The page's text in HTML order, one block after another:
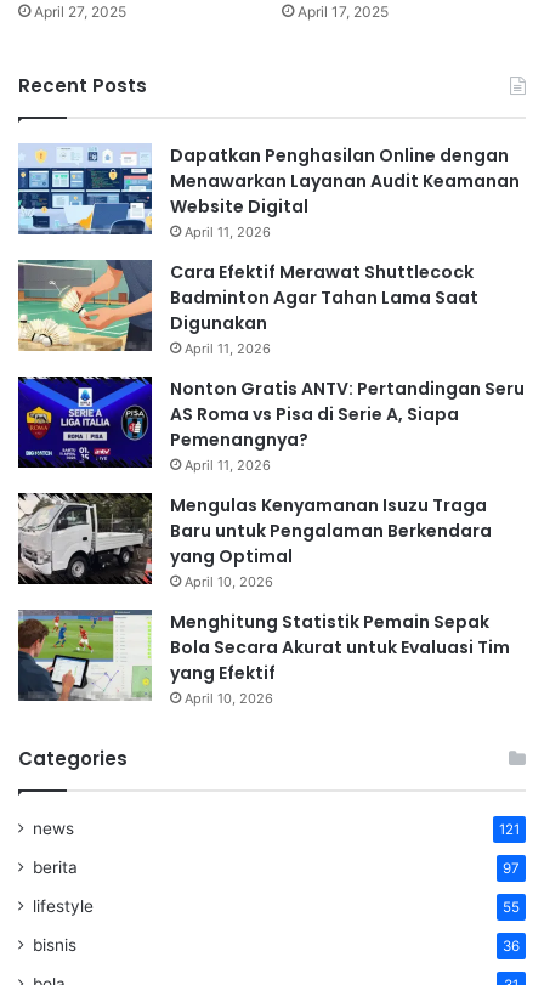
April 27, 2025 April 17, 2025
Recent Posts
Dapatkan Penghasilan Online dengan
Menawarkan Layanan Audit Keamanan
Website Digital
April 11, 2026
Cara Efektif Merawat Shuttlecock
Badminton Agar Tahan Lama Saat
Digunakan
April 11, 2026
Nonton Gratis ANTV: Pertandingan Seru
AS Roma vs Pisa di Serie A, Siapa
Pemenangnya?
April 11, 2026
Mengulas Kenyamanan Isuzu Traga
Baru untuk Pengalaman Berkendara
yang Optimal
April 10, 2026
Menghitung Statistik Pemain Sepak
Bola Secara Akurat untuk Evaluasi Tim
yang Efektif
April 10, 2026
Categories
news 121
berita 97
lifestyle 55
bisnis 36